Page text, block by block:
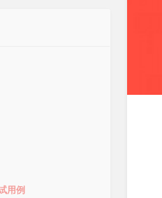
用例